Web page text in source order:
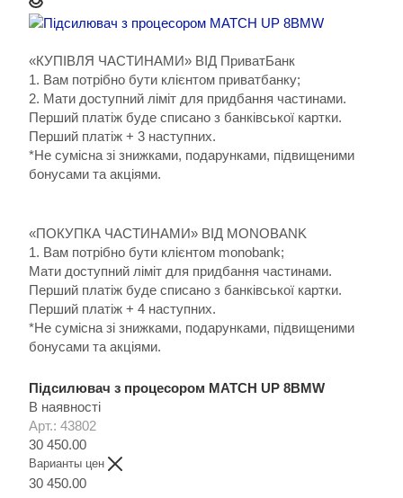
«КУПІВЛЯ ЧАСТИНАМИ» ВІД ПриватБанк
1. Вам потрібно бути клієнтом приватбанку;
2. Мати доступний ліміт для придбання частинами.
Перший платіж буде списано з банківської картки.
Перший платіж + 3 наступних.
*Не сумісна зі знижками, подарунками, підвищеними
бонусами та акціями.
«ПОКУПКА ЧАСТИНАМИ» ВІД MONOBANK
1. Вам потрібно бути клієнтом monobank;
Мати доступний ліміт для придбання частинами.
Перший платіж буде списано з банківської картки.
Перший платіж + 4 наступних.
*Не сумісна зі знижками, подарунками, підвищеними
бонусами та акціями.
Підсилювач з процесором MATCH UP 8BMW
В наявності
Арт.: 43802
30 450.00
Варианты цен
30 450.00